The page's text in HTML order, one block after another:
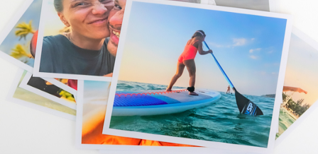
Выберите из списка: